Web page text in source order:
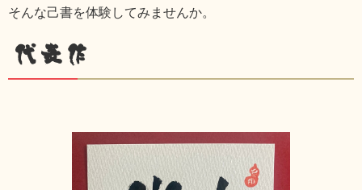
そんな己書を体験してみませんか。
代表作